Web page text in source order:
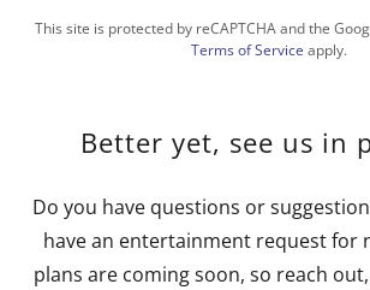
This site is protected by reCAPTCHA and the
Terms of Service apply.
Better yet, see us in
Do you have questions or
have an entertainment request for
plans are coming soon, so reach